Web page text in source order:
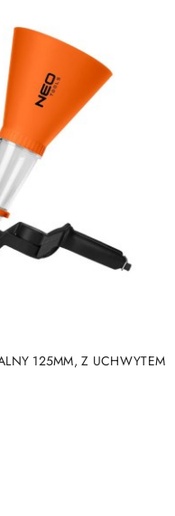
125MM, Z UCHWYTEM
NIEDOSTĘPNY